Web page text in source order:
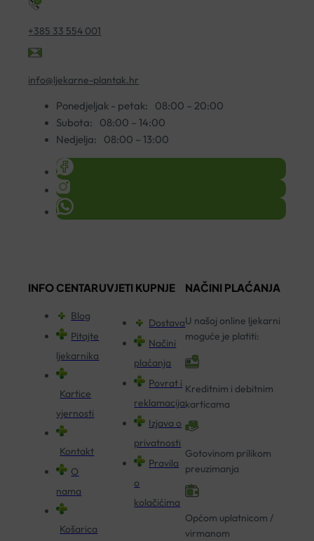
+385 33 554 001
info@ljekarne-plantak.hr
Ponedjeljak - petak:
08:00 – 20:00
Subota:
08:00 – 14:00
Nedjelja:
08:00 – 13:00
INFO CENTAR
Blog
Pitajte
ljekarnika
Kartice
vjernosti
Kontakt
O
nama
Košarica
UVJETI KUPNJE
Dostava
Načini
plaćanja
Povrat i
reklamacija
Izjava o
privatnosti
Pravila
o
kolačićima
NAČINI PLAĆANJA
U našoj online ljekarni
moguće je platiti:
Kreditnim i debitnim
karticama
Gotovinom prilikom
preuzimanja
Općom uplatnicom /
virmanom